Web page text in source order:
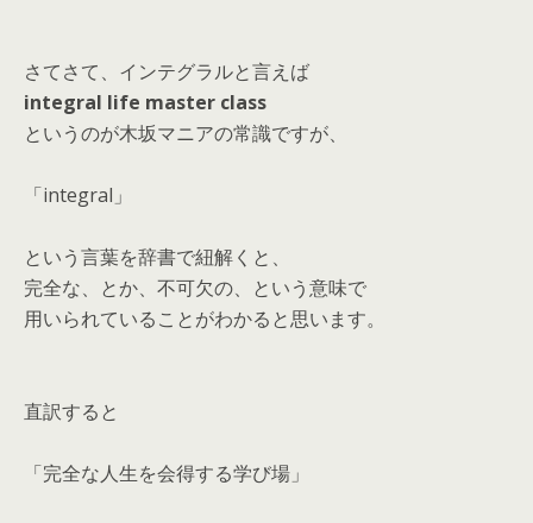
さてさて、インテグラルと言えば
integral life master class
というのが木坂マニアの常識ですが、
「integral」
という言葉を辞書で紐解くと、
完全な、とか、不可欠の、という意味で
用いられていることがわかると思います。
直訳すると
「完全な人生を会得する学び場」